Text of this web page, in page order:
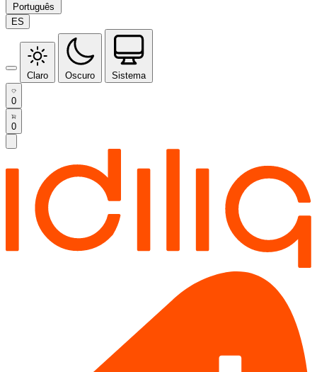
Português
ES
Claro Oscuro Sistema
0
0